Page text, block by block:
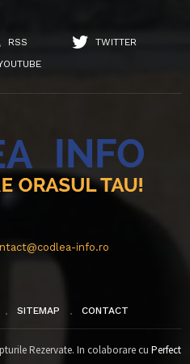
RSS
TWITTER
info.ro
SITEMAP CONTACT
Rezervate. In colaborare cu Perfect